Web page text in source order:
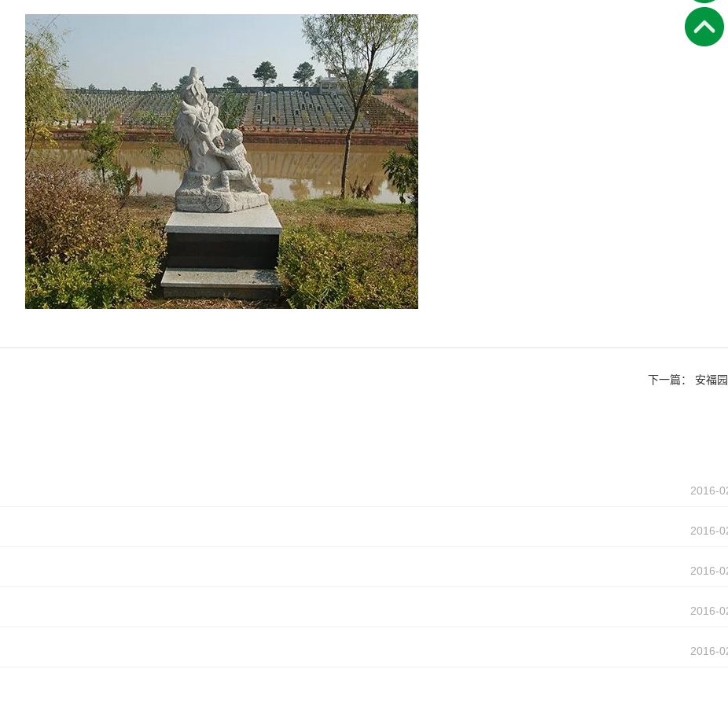
下一篇： 安福
2016-
2016-
2016-
2016-
2016-